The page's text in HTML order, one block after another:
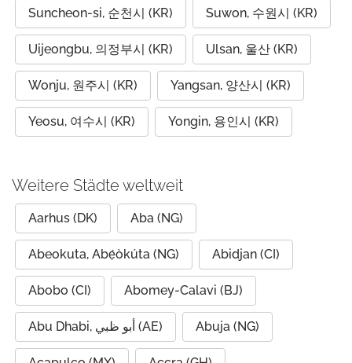
Suncheon-si, 순천시 (KR) Suwon, 수원시 (KR)
Uijeongbu, 의정부시 (KR) Ulsan, 울산 (KR)
Wonju, 원주시 (KR) Yangsan, 양산시 (KR)
Yeosu, 여수시 (KR) Yongin, 용인시 (KR)
Weitere Städte weltweit
Aarhus (DK) Aba (NG)
Abeokuta, Abẹ́òkúta (NG) Abidjan (CI)
Abobo (CI) Abomey-Calavi (BJ)
Abu Dhabi, أبو ظبي (AE) Abuja (NG)